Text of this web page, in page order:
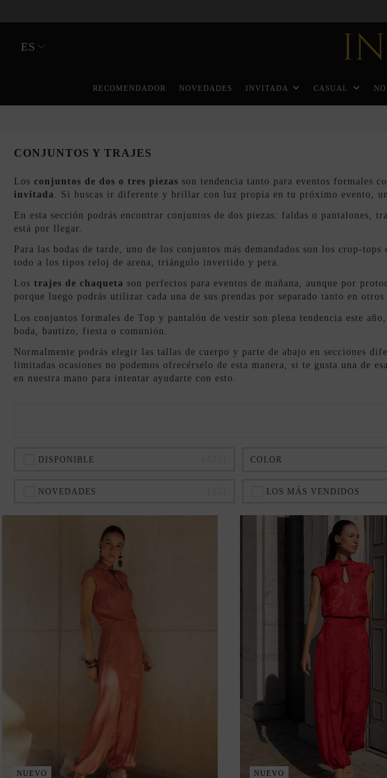
ES
RECOMENDADOR NOVEDADES INVITADA CASUAL
CONJUNTOS Y TRAJES
Los conjuntos de dos o tres piezas son tendencia tanto para eventos formales
invitada
. Si buscas ir diferente y brillar con luz propia en tu próximo evento,
En esta sección podrás encontrar conjuntos de dos piezas: faldas o pantalones,
está por llegar.
Para las bodas de tarde, uno de los conjuntos más demandados son los crop-
todo a los tipos reloj de arena, triángulo invertido y pera.
Los trajes de chaqueta son perfectos para eventos de mañana, aunque por
porque luego podrás utilizar cada una de sus prendas por separado tanto en
Los conjuntos formales de Top y pantalón de vestir son plena tendencia este
boda, bautizo, fiesta o comunión.
Normalmente podrás elegir las tallas de cuerpo y parte de abajo en secciones
limitadas ocasiones no podemos ofrecérselo de esta manera, si te gusta una de
en nuestra mano para intentar ayudarte con esto.
DISPONIBLE COLOR
NOVEDADES LOS MÁS VENDIDOS
NUEVO NUEVO